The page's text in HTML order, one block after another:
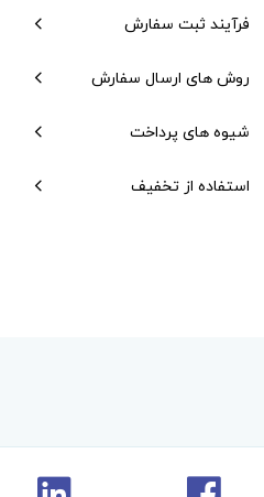
فرآیند ثبت سفارش
روش های ارسال سفارش
شیوه های پرداخت
استفاده از تخفیف